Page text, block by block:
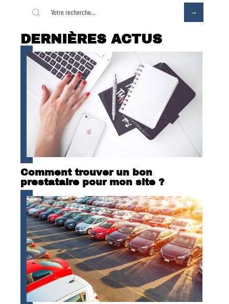
DERNIÈRES ACTUS
Comment trouver un bon
prestataire pour mon site ?